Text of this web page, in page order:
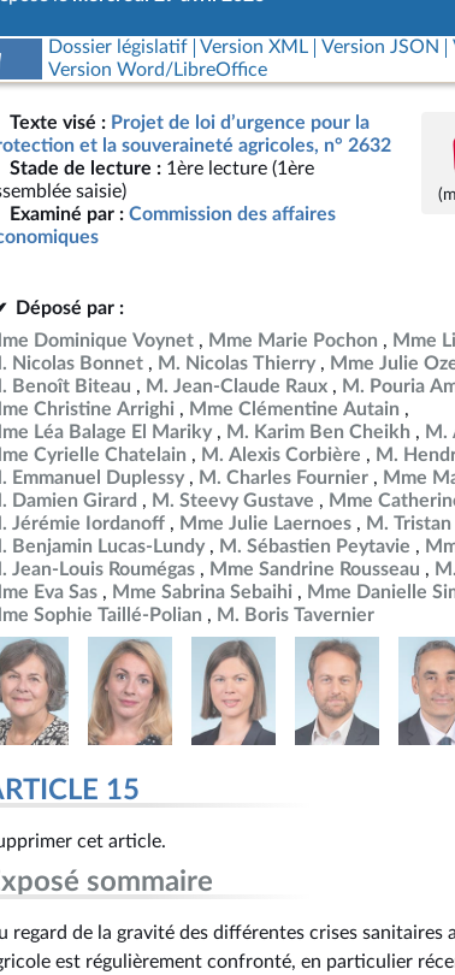
Dossier législatif Version XML Version JSON
Version Word/LibreOffice
Texte visé : Projet de loi d’urgence pour la
et la souveraineté agricoles, n° 2632
Stade de lecture : 1ère lecture (1ère
saisie)
Examiné par : Commission des affaires
Déposé par :
Dominique Voynet
Mme Marie Pochon
Mme
Nicolas Bonnet
M. Nicolas Thierry
Mme Julie
Benoît Biteau
M. Jean-Claude Raux
M. Pouria
Christine Arrighi
Mme Clémentine Autain
Léa Balage El Mariky
M. Karim Ben Cheikh
M.
Cyrielle Chatelain
M. Alexis Corbière
M.
Emmanuel Duplessy
M. Charles Fournier
Mme
Damien Girard
M. Steevy Gustave
Mme
Jérémie Iordanoff
Mme Julie Laernoes
M. Tristan
Benjamin Lucas-Lundy
M. Sébastien Peytavie
Jean-Louis Roumégas
Mme Sandrine Rousseau
Eva Sas
Mme Sabrina Sebaihi
Mme Danielle
Sophie Taillé-Polian
M. Boris Tavernier
15
cet article.
sommaire
regard de la gravité des différentes crises sanitaires
est régulièrement confronté, en particulier